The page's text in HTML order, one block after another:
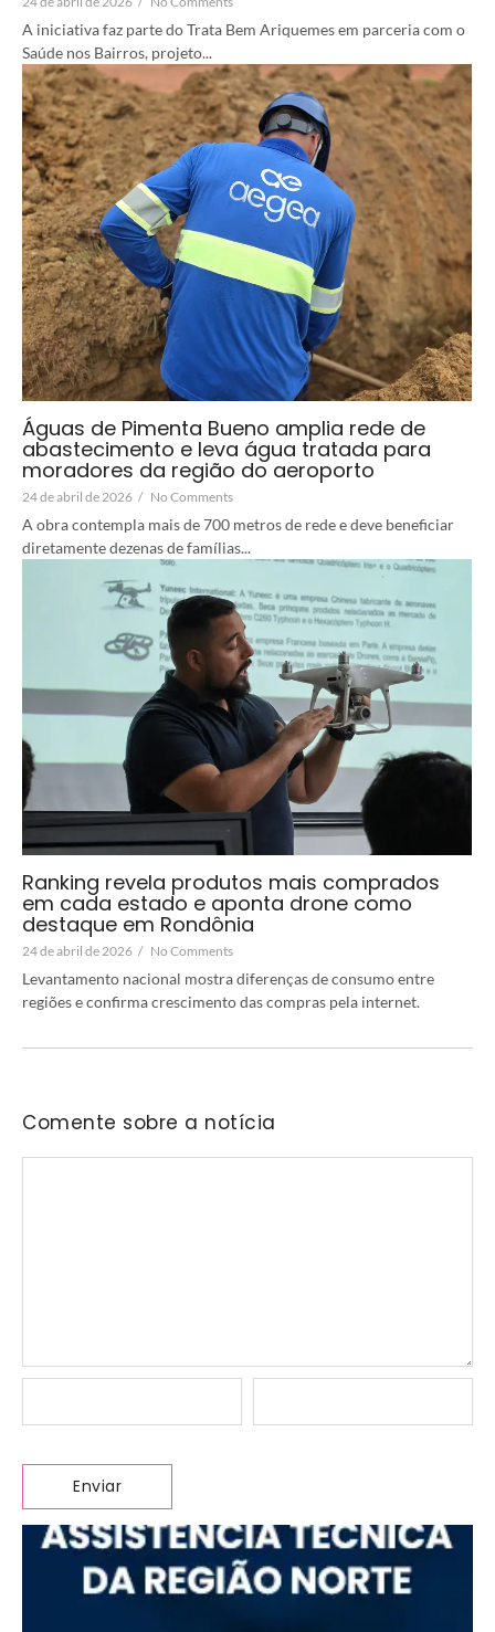
A iniciativa faz parte do Trata Bem Ariquemes em parceria com o
Saúde nos Bairros, projeto...
Águas de Pimenta Bueno amplia rede de
abastecimento e leva água tratada para
moradores da região do aeroporto
24 de abril de 2026 / No Comments
A obra contempla mais de 700 metros de rede e deve beneficiar
diretamente dezenas de famílias...
Ranking revela produtos mais comprados
em cada estado e aponta drone como
destaque em Rondônia
24 de abril de 2026 / No Comments
Levantamento nacional mostra diferenças de consumo entre
regiões e confirma crescimento das compras pela internet.
Comente sobre a notícia